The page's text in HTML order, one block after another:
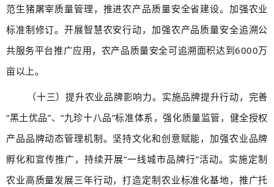
范生猪屠宰质量管理，推进农产品质量安全省建设。加强农业
标准制修订。开展智慧农安行动，加强农产品质量安全追溯公
共服务平台推广应用，农产品质量安全可追溯面积达到6000万
亩以上。
（十三）提升农业品牌影响力。实施品牌提升行动，完善
“黑土优品”、“九珍十八品”标准体系，强化质量监管，健全授权
产品品牌动态管理机制。坚持文化和创意赋能，加强农业品牌
孵化和宣传推广，持续开展“一线城市品牌行”活动。实施定制
农业高质量发展三年行动，打造定制农业标准化基地，推广托